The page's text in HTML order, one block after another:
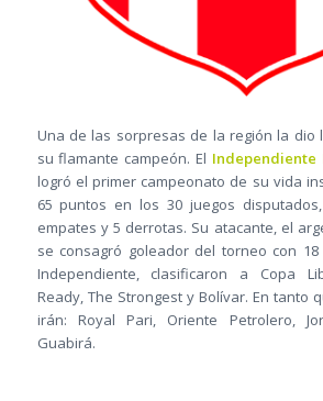
Una de las sorpresas de la región la dio
su flamante campeón. El Independiente
logró el primer campeonato de su vida
65 puntos en los 30 juegos
empates y 5 derrotas. Su atacante, el
se consagró goleador del torneo con
Independiente, clasificaron a Copa
Ready, The Strongest y Bolívar. En tanto
irán: Royal Pari, Oriente Petrolero,
Guabirá.